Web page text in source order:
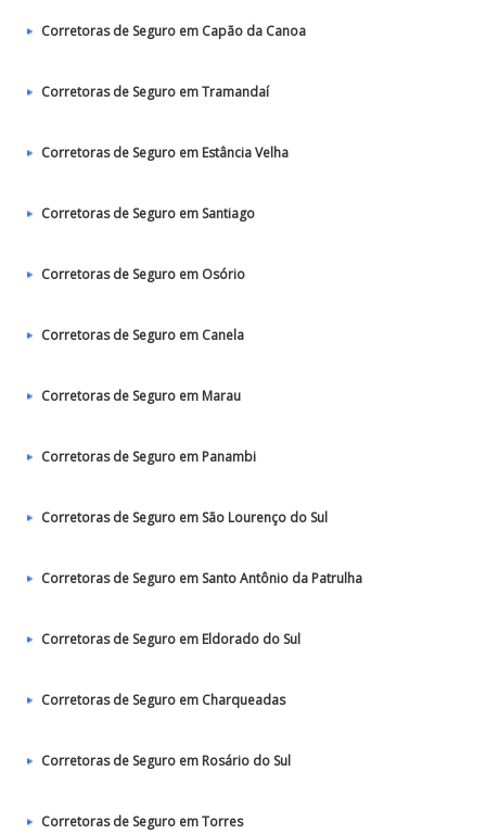
Corretoras de Seguro em Capão da Canoa
Corretoras de Seguro em Tramandaí
Corretoras de Seguro em Estância Velha
Corretoras de Seguro em Santiago
Corretoras de Seguro em Osório
Corretoras de Seguro em Canela
Corretoras de Seguro em Marau
Corretoras de Seguro em Panambi
Corretoras de Seguro em São Lourenço do Sul
Corretoras de Seguro em Santo Antônio da Patrulha
Corretoras de Seguro em Eldorado do Sul
Corretoras de Seguro em Charqueadas
Corretoras de Seguro em Rosário do Sul
Corretoras de Seguro em Torres